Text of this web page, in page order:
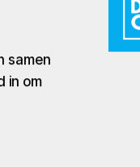
samen
in om